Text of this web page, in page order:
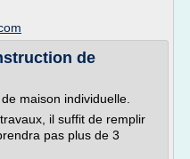
de
maison individuelle.
il suffit de remplir
pas plus de 3